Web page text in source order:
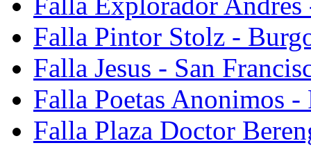
Falla Pintor Stolz -
Falla Jesus - San
Falla Poetas Anonimos
Falla Plaza Doctor